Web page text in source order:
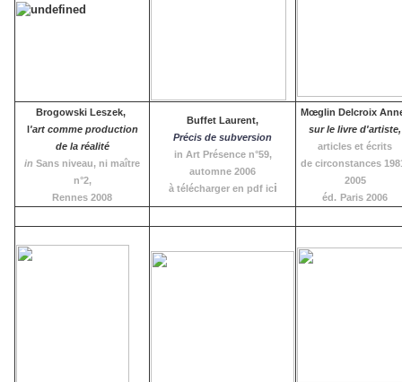
Brogowski Leszek,
l'art comme production
de la réalité
in Sans niveau, ni maître
n°2,
Rennes 2008
Buffet Laurent,
Précis de subversion
in Art Présence n°59,
automne 2006
à télécharger en pdf ici
Mœglin Delcroix
sur le livre d'artiste,
articles et écrits
de circonstances
2005
éd. Paris 2006